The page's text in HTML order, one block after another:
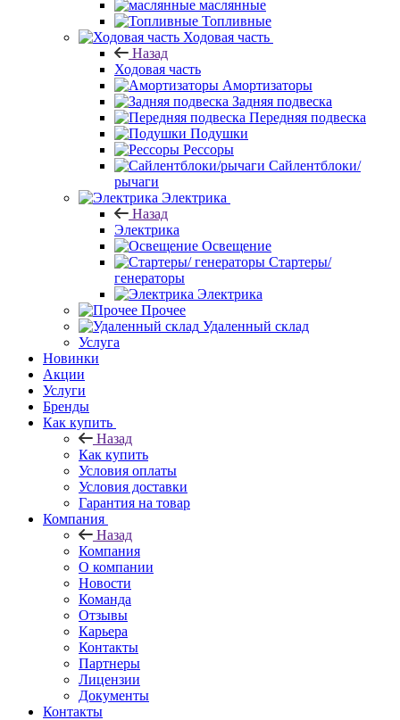
маслянные
Топливные
Ходовая часть
Назад
Ходовая часть
Амортизаторы
Задняя подвеска
Передняя подвеска
Подушки
Рессоры
Сайлентблоки/
рычаги
Электрика
Назад
Электрика
Освещение
Стартеры/
генераторы
Электрика
Прочее
Удаленный склад
Услуга
Новинки
Акции
Услуги
Бренды
Как купить
Назад
Как купить
Условия оплаты
Условия доставки
Гарантия на товар
Компания
Назад
Компания
О компании
Новости
Команда
Отзывы
Карьера
Контакты
Партнеры
Лицензии
Документы
Контакты